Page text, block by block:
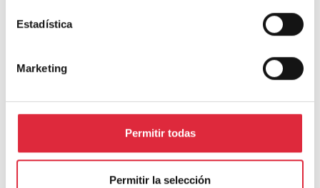
Estadística
Marketing
Permitir todas
Permitir la selección
Tu dirección de correo electrónico no será publicada.
Los campos